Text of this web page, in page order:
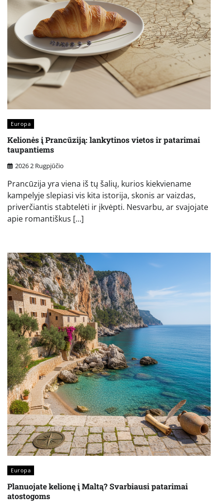
Europa
Kelionės į Prancūziją: lankytinos vietos ir patarimai
taupantiems
2026 2 Rugpjūčio
Prancūzija yra viena iš tų šalių, kurios kiekviename
kampelyje slepiasi vis kita istorija, skonis ar vaizdas,
priverčiantis stabtelėti ir įkvėpti. Nesvarbu, ar svajojate
apie romantiškus […]
Europa
Planuojate kelionę į Maltą? Svarbiausi patarimai
atostogoms